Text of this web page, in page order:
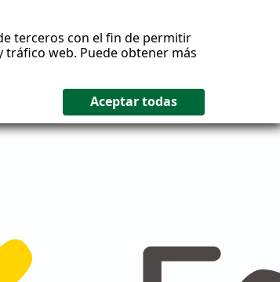
terceros con el fin de permitir
tráfico web. Puede obtener más